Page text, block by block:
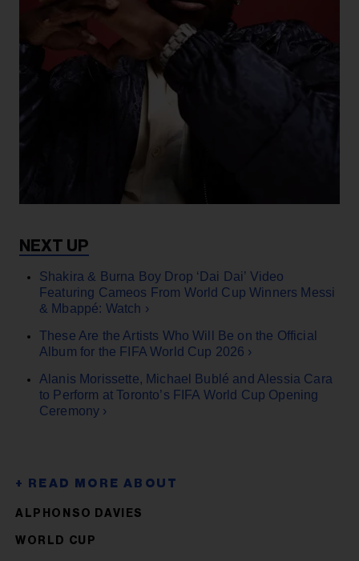
Shakira & Burna Boy Drop ‘Dai Dai’ Video
Featuring Cameos From World Cup Winners Messi
& Mbappé: Watch ›
These Are the Artists Who Will Be on the Official
Album for the FIFA World Cup 2026 ›
Alanis Morissette, Michael Bublé and Alessia Cara
to Perform at Toronto’s FIFA World Cup Opening
Ceremony ›
ALPHONSO DAVIES
WORLD CUP